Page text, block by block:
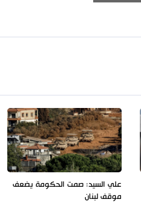
علي السيد: صمت الحكومة يضعف
موقف لبنان